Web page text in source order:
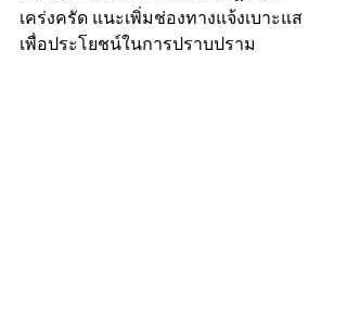
เคร่งครัด แนะเพิ่มช่องทางแจ้งเบาะแส
เพื่อประโยชน์ในการปราบปราม